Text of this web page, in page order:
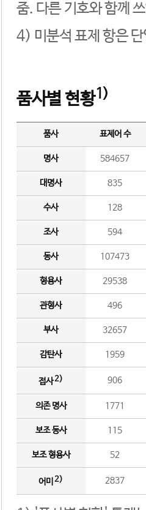
줌. 다른 기호와 함께
4) 미분석 표제 항은
품사별 현황1)
품사 표제어 수
명사 584657
대명사 835
수사 128
조사 594
동사 107473
형용사 29538
관형사 496
부사 32657
감탄사 1959
접사2) 906
의존 명사 1771
보조 동사 115
보조 형용사 52
어미 2) 2837